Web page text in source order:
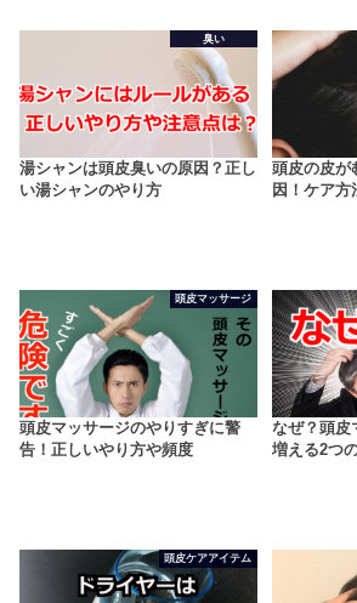
臭い
湯シャンは頭皮臭いの原因？正し
い湯シャンのやり方
頭皮の皮が
因！ケア方
頭皮マッサージ
頭皮マッサージのやりすぎに警
告！正しいやり方や頻度
なぜ？頭皮
増える2つ
頭皮ケアアイテム